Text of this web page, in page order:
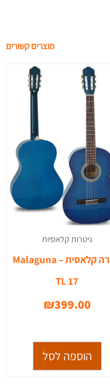
מוצרים קשורים
גיטרות קלאסיות
גיטרה קלאסית – Malaguna
TL 17
₪399.00
הוספה לסל